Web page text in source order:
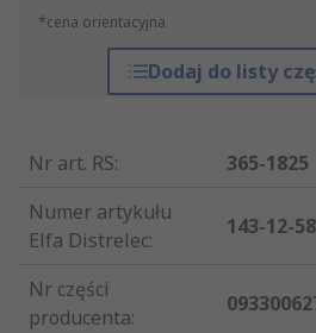
*cena orientacyjna
Dodaj do listy
Nr art. RS:
365-1825
Numer artykułu
Elfa Distrelec:
143-12-
Nr części
producenta: